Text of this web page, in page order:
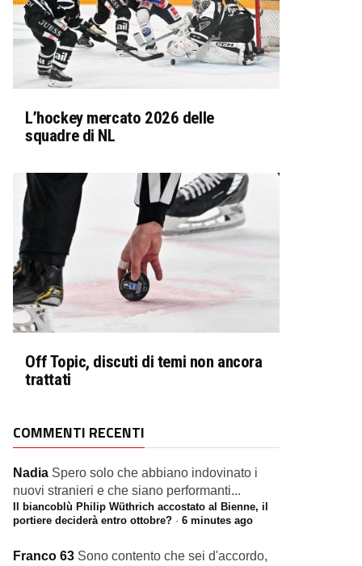
L’hockey mercato 2026 delle
squadre di NL
Off Topic, discuti di temi non ancora
trattati
COMMENTI RECENTI
Nadia Spero solo che abbiano indovinato i
nuovi stranieri e che siano performanti...
Il biancoblù Philip Wüthrich accostato al Bienne, il
portiere deciderà entro ottobre? · 6 minutes ago
Franco 63 Sono contento che sei d'accordo,